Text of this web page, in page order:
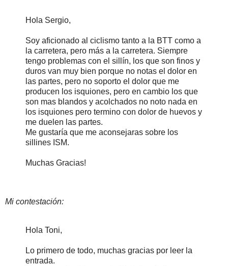
Hola Sergio,
Soy aficionado al ciclismo tanto a la BTT como a
la carretera, pero más a la carretera. Siempre
tengo problemas con el sillín, los que son finos y
duros van muy bien porque no notas el dolor en
las partes, pero no soporto el dolor que me
producen los isquiones, pero en cambio los que
son mas blandos y acolchados no noto nada en
los isquiones pero termino con dolor de huevos y
me duelen las partes.
Me gustaría que me aconsejaras sobre los
sillines ISM.
Muchas Gracias!
Mi contestación:
Hola Toni,
Lo primero de todo, muchas gracias por leer la
entrada.